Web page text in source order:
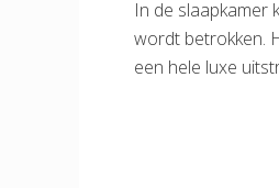
In de slaapkamer
wordt betrokken.
een hele luxe